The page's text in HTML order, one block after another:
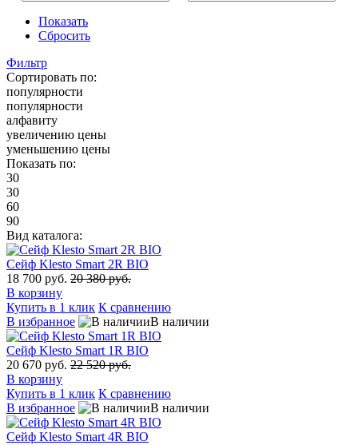
Показать
Сбросить
Фильтр
Сортировать по:
популярности
популярности
алфавиту
увеличению цены
уменьшению цены
Показать по:
30
30
60
90
Вид каталога:
Сейф Klesto Smart 2R BIO
18 700 руб. 20 380 руб.
В корзину
Купить в 1 клик К сравнению
В избранное
В наличии
Сейф Klesto Smart 1R BIO
20 670 руб. 22 520 руб.
В корзину
Купить в 1 клик К сравнению
В избранное
В наличии
Сейф Klesto Smart 4R BIO